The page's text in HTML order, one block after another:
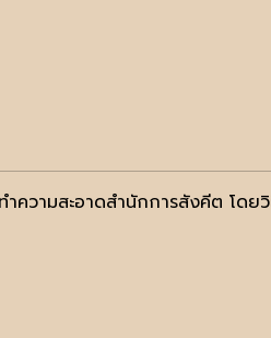
ความสะอาดสำนักการสังคีต โดยวิ